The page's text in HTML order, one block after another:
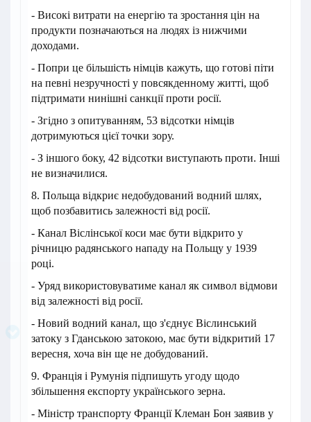
- Високі витрати на енергію та зростання цін на
продукти позначаються на людях із нижчими
доходами.
- Попри це більшість німців кажуть, що готові піти
на певні незручності у повсякденному житті, щоб
підтримати нинішні санкції проти росії.
- Згідно з опитуванням, 53 відсотки німців
дотримуються цієї точки зору.
- З іншого боку, 42 відсотки виступають проти. Інші
не визначилися.
8. Польща відкриє недобудований водний шлях,
щоб позбавитись залежності від росії.
- Канал Віслінської коси має бути відкрито у
річницю радянського нападу на Польщу у 1939
році.
- Уряд використовуватиме канал як символ відмови
від залежності від росії.
- Новий водний канал, що з'єднує Віслинський
затоку з Гданською затокою, має бути відкритий 17
вересня, хоча він ще не добудований.
9. Франція і Румунія підпишуть угоду щодо
збільшення експорту українського зерна.
- Міністр транспорту Франції Клеман Бон заявив у